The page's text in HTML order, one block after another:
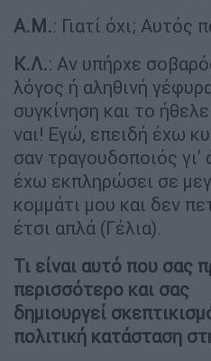
Α.Μ.: Γιατί όχι; Αυτός
Κ.Λ.: Αν υπήρχε
λόγος ή αληθινή
συγκίνηση και το
ναι! Εγώ, επειδή έχω
σαν τραγουδοποιός γι'
έχω εκπληρώσει σε
κομμάτι μου και δεν
έτσι απλά (Γέλια).
Τι είναι αυτό που σας
περισσότερο και σας
δημιουργεί
πολιτική κατάσταση